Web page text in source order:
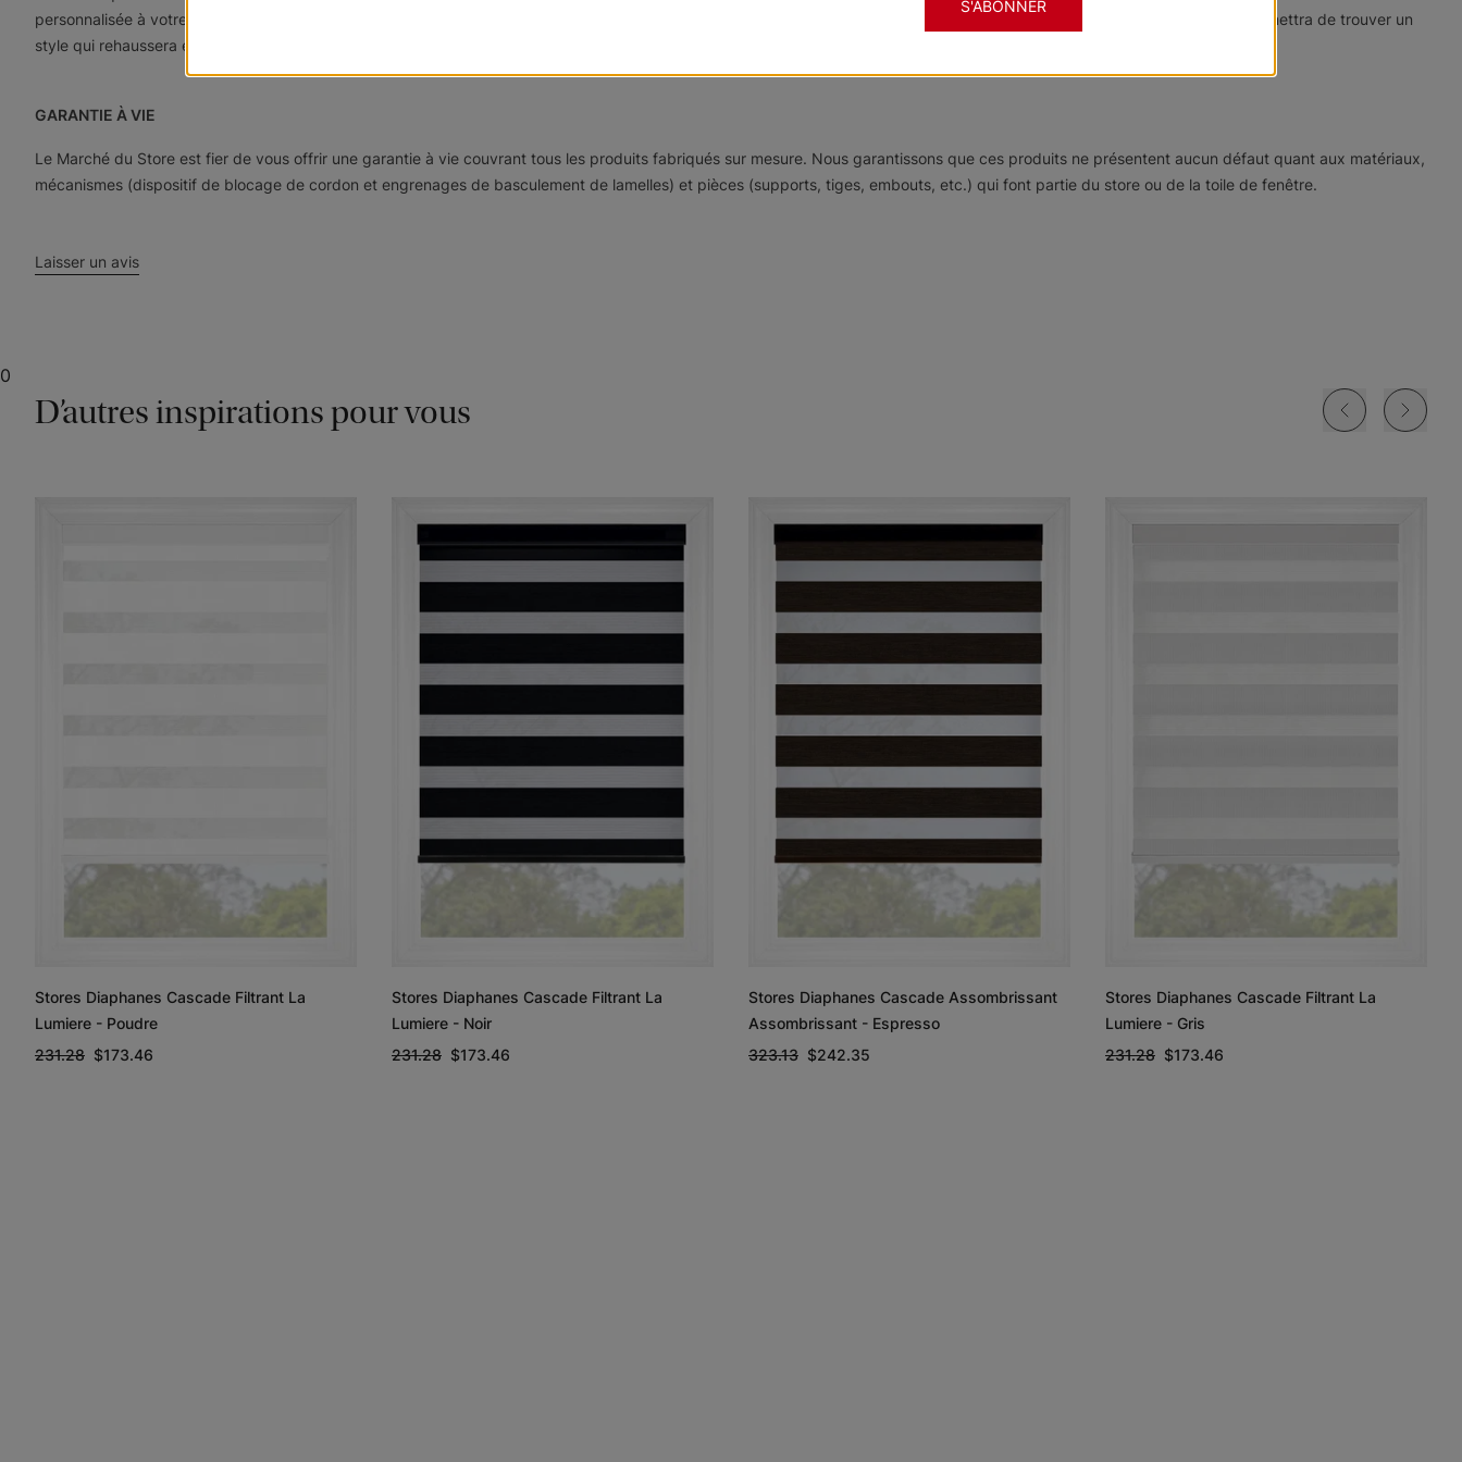
personnalisée à votre décor. Choisissez une allure plus fonctionnelle ou un design tout en douceur pour une touche d'élégance. Notre collection imposante de tissus vous permettra de trouver un
style qui rehaussera en beauté le look de votre maison.
GARANTIE À VIE
Le Marché du Store est fier de vous offrir une garantie à vie couvrant tous les produits fabriqués sur mesure. Nous garantissons que ces produits ne présentent aucun défaut quant aux matériaux,
mécanismes (dispositif de blocage de cordon et engrenages de basculement de lamelles) et pièces (supports, tiges, embouts, etc.) qui font partie du store ou de la toile de fenêtre.
Laisser un avis
0
D’autres inspirations pour vous
Stores Diaphanes Cascade Filtrant La
Lumiere - Gris
231.28 $173.46
Stores Diaphanes Cascade Filtrant La
Lumiere - Poudre
231.28 $173.46
Stores Diaphanes Cascade Filtrant La
Lumiere - Noir
231.28 $173.46
Stores Diaphanes Cascade Assombrissant
Assombrissant - Espresso
323.13 $242.35
S'ABONNER